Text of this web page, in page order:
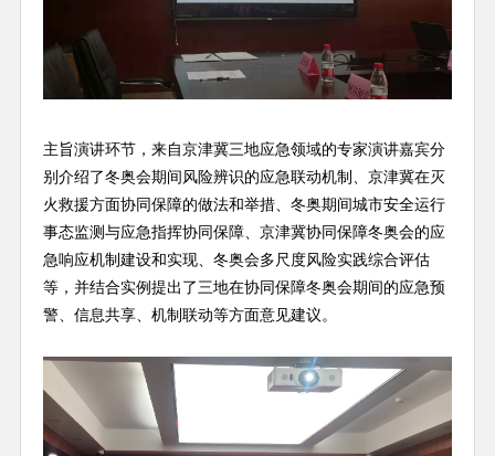
主旨演讲环节，来自京津冀三地应急领域的专家演讲嘉宾分
别介绍了冬奥会期间风险辨识的应急联动机制、京津冀在灭
火救援方面协同保障的做法和举措、冬奥期间城市安全运行
事态监测与应急指挥协同保障、京津冀协同保障冬奥会的应
急响应机制建设和实现、冬奥会多尺度风险实践综合评估
等，并结合实例提出了三地在协同保障冬奥会期间的应急预
警、信息共享、机制联动等方面意见建议。